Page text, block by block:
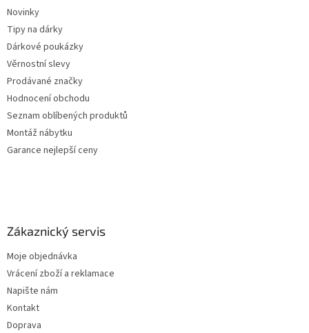
Novinky
Tipy na dárky
Dárkové poukázky
Věrnostní slevy
Prodávané značky
Hodnocení obchodu
Seznam oblíbených produktů
Montáž nábytku
Garance nejlepší ceny
Zákaznický servis
Moje objednávka
Vrácení zboží a reklamace
Napište nám
Kontakt
Doprava